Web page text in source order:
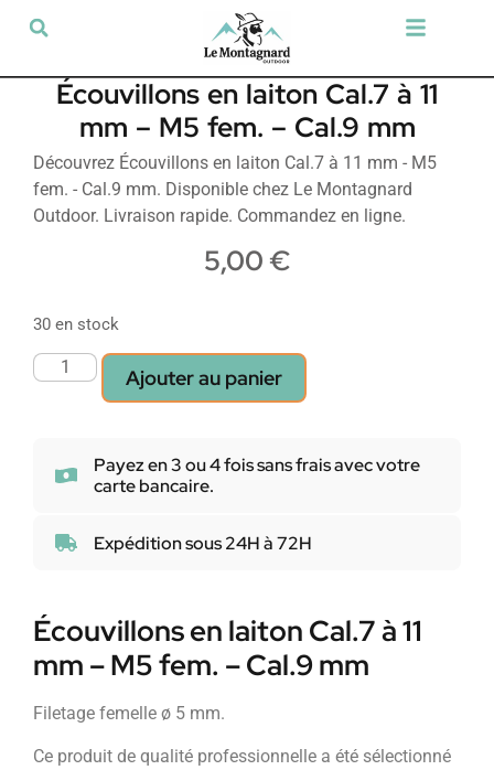
Écouvillons en laiton Cal.7 à 11
mm – M5 fem. – Cal.9 mm
Découvrez Écouvillons en laiton Cal.7 à 11 mm - M5
fem. - Cal.9 mm. Disponible chez Le Montagnard
Outdoor. Livraison rapide. Commandez en ligne.
5,00 €
30 en stock
Ajouter au panier
Payez en 3 ou 4 fois sans frais avec votre
carte bancaire.
Expédition sous 24H à 72H
Écouvillons en laiton Cal.7 à 11
mm – M5 fem. – Cal.9 mm
Filetage femelle ø 5 mm.
Ce produit de qualité professionnelle a été sélectionné